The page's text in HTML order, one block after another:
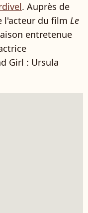
. Auprès de
l'acteur du film Le
entretenue
Girl : Ursula